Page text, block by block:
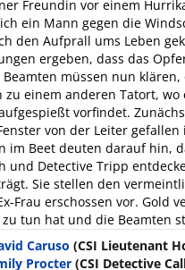
Freundin vor einem
ein Mann gegen die
den Aufprall ums Leben
ergeben, dass das
müssen nun
einem anderen Tatort,
vorfindet.
von der Leiter
Beet deuten darauf hin,
und Detective Tripp
Sie stellen den
Frau erschossen vor. Gold
tun hat und die Beamten
Caruso (CSI Lieutenant
Procter (CSI Detective